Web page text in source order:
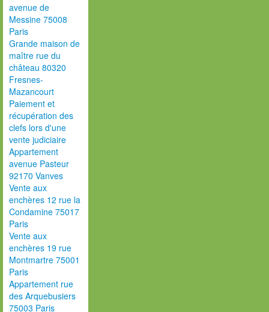
avenue de
Messine 75008
Paris
Grande maison de
maître rue du
château 80320
Fresnes-
Mazancourt
Paiement et
récupération des
clefs lors d'une
vente judiciaire
Appartement
avenue Pasteur
92170 Vanves
Vente aux
enchères 12 rue la
Condamine 75017
Paris
Vente aux
enchères 19 rue
Montmartre 75001
Paris
Appartement rue
des Arquebusiers
75003 Paris